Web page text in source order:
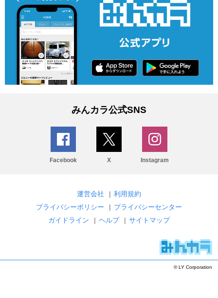
みんカラ公式SNS
Facebook X Instagram
運営会社 | 利用規約
プライバシーポリシー
| プライバシーセンター
ガイドライン
| ヘルプ | サイトマップ
© LY Corporation